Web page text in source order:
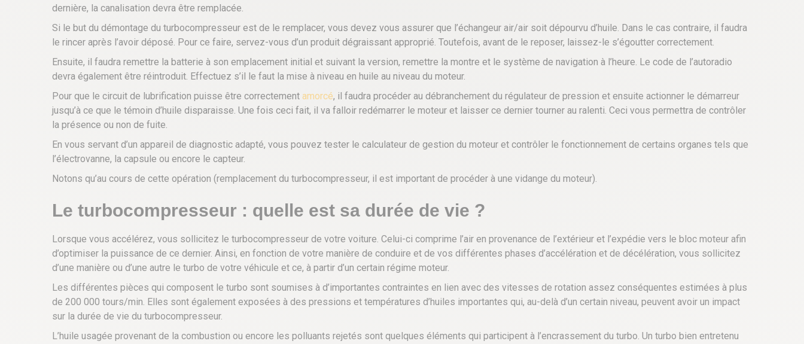
dernière, la canalisation devra être remplacée.
Si le but du démontage du turbocompresseur est de le remplacer, vous devez vous assurer que l’échangeur air/air soit dépourvu d’huile. Dans le cas contraire, il faudra
le rincer après l’avoir déposé. Pour ce faire, servez-vous d’un produit dégraissant approprié. Toutefois, avant de le reposer, laissez-le s’égoutter correctement.
Ensuite, il faudra remettre la batterie à son emplacement initial et suivant la version, remettre la montre et le système de navigation à l’heure. Le code de l’autoradio
devra également être réintroduit. Effectuez s’il le faut la mise à niveau en huile au niveau du moteur.
Pour que le circuit de lubrification puisse être correctement amorcé, il faudra procéder au débranchement du régulateur de pression et ensuite actionner le démarreur
jusqu’à ce que le témoin d’huile disparaisse. Une fois ceci fait, il va falloir redémarrer le moteur et laisser ce dernier tourner au ralenti. Ceci vous permettra de contrôler
la présence ou non de fuite.
En vous servant d’un appareil de diagnostic adapté, vous pouvez tester le calculateur de gestion du moteur et contrôler le fonctionnement de certains organes tels que
l’électrovanne, la capsule ou encore le capteur.
Notons qu’au cours de cette opération (remplacement du turbocompresseur, il est important de procéder à une vidange du moteur).
Le turbocompresseur : quelle est sa durée de vie ?
Lorsque vous accélérez, vous sollicitez le turbocompresseur de votre voiture. Celui-ci comprime l’air en provenance de l’extérieur et l’expédie vers le bloc moteur afin
d’optimiser la puissance de ce dernier. Ainsi, en fonction de votre manière de conduire et de vos différentes phases d’accélération et de décélération, vous sollicitez
d’une manière ou d’une autre le turbo de votre véhicule et ce, à partir d’un certain régime moteur.
Les différentes pièces qui composent le turbo sont soumises à d’importantes contraintes en lien avec des vitesses de rotation assez conséquentes estimées à plus
de 200 000 tours/min. Elles sont également exposées à des pressions et températures d’huiles importantes qui, au-delà d’un certain niveau, peuvent avoir un impact
sur la durée de vie du turbocompresseur.
L’huile usagée provenant de la combustion ou encore les polluants rejetés sont quelques éléments qui participent à l’encrassement du turbo. Un turbo bien entretenu